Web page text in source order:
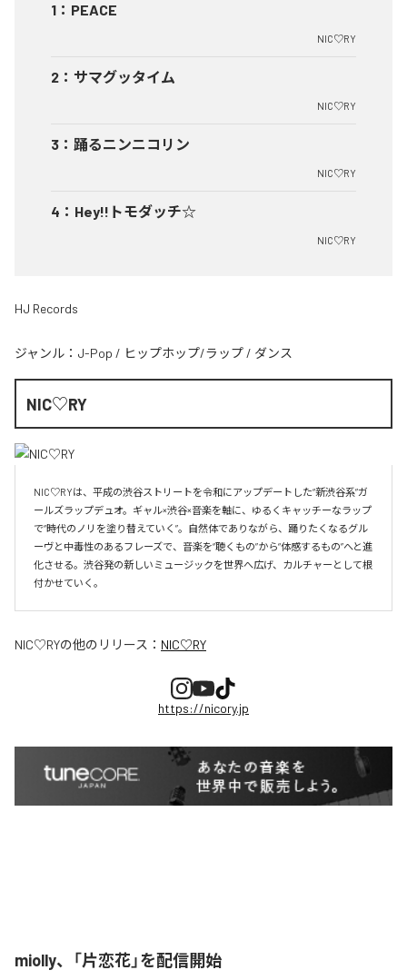
1 ： PEACE
NIC♡RY
2 ： サマグッタイム
NIC♡RY
3 ： 踊るニンニコリン
NIC♡RY
4 ： Hey!!トモダッチ☆
NIC♡RY
HJ Records
ジャンル： J-Pop / ヒップホップ/ラップ / ダンス
NIC♡RY
NIC♡RYは、平成の渋谷ストリートを令和にアップデートした“新渋谷系”ガ
ールズラップデュオ。ギャル×渋谷×音楽を軸に、ゆるくキャッチーなラップ
で“時代のノリを塗り替えていく”。自然体でありながら、踊りたくなるグル
ーヴと中毒性のあるフレーズで、音楽を“聴くもの”から“体感するもの”へと進
化させる。渋谷発の新しいミュージックを世界へ広げ、カルチャーとして根
付かせていく。
NIC♡RYの他のリリース： NIC♡RY
https://nicory.jp
miolly、「片恋花」を配信開始